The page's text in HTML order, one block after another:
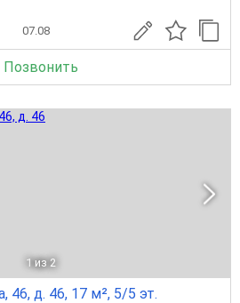
07.08
Позвонить
1 из 2
46, д. 46, 17 м², 5/5 эт.